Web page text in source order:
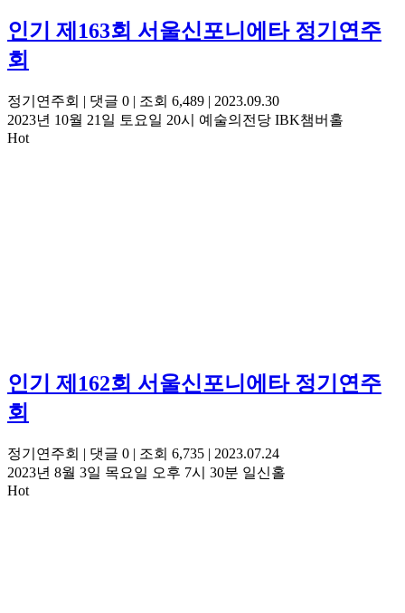
인기
제163회 서울신포니에타 정기연주
회
정기연주회 | 댓글 0 | 조회 6,489 | 2023.09.30
2023년 10월 21일 토요일 20시 예술의전당 IBK챔버홀
Hot
인기
제162회 서울신포니에타 정기연주
회
정기연주회 | 댓글 0 | 조회 6,735 | 2023.07.24
2023년 8월 3일 목요일 오후 7시 30분 일신홀
Hot